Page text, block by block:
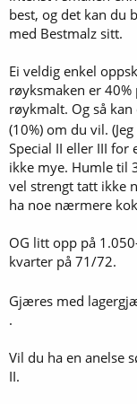
best, og det kan du
med Bestmalz sitt.
Ei veldig enkel
røyksmaken er
røykmalt. Og så
(10%) om du vil.
Special II eller III for
ikke mye. Humle til
vel strengt tatt ikke
ha noe nærmere
OG litt opp på
kvarter på 71/72.
Gjæres med
.
Vil du ha en anelse
II.